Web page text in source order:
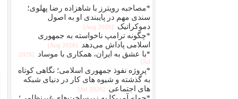
*مصاحبه رویترز با شاهزاده رضا پهلوی؛
سندی مهم در پایبندی او به اصول
دموکراتیک
[2026 Aug]
*چگونه ترامپ ناخواسته به جمهوری
اسلامی پاداش می‌دهد
[2026 Aug]
*با عشق به ایران، همکاری با موساد
[2026
Jul]
*پروژه نفوذ جمهوری اسلامی؛ نگاهی کوتاه
به گذشته و شیوه های کار در دنیای شبکه
های اجتماعی
[2026 Jul]